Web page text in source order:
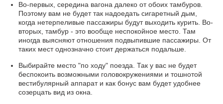
Во-первых, середина вагона далеко от обоих тамбуров.
Поэтому вам не будет так надоедать сигаретный дым,
когда нетерпеливые пассажиры будут выходить курить. Во-
вторых, тамбур - это вообще неспокойное место. Там
иногда выясняют отношения подвыпившие пассажиры. От
таких мест однозначно стоит держаться подальше.
Выбирайте место "по ходу" поезда. Так у вас не будет
беспокоить возможными головокружениями и тошнотой
вестибулярный аппарат и как бонус вам будет удобнее
созерцать вид из окна.